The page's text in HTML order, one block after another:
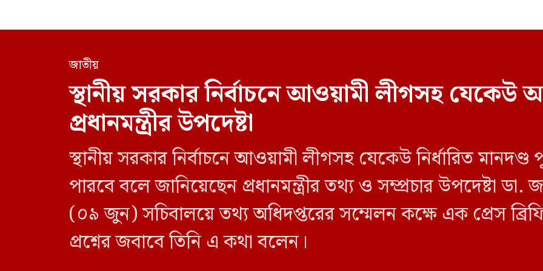
জাতীয়
স্থানীয় সরকার নির্বাচনে আওয়ামী লীগসহ যেকেউ
প্রধানমন্ত্রীর উপদেষ্টা
স্থানীয় সরকার নির্বাচনে আওয়ামী লীগসহ যেকেউ নির্ধারিত
পারবে বলে জানিয়েছেন প্রধানমন্ত্রীর তথ্য ও সম্প্রচার উপদেষ্টা
(০৯ জুন) সচিবালয়ে তথ্য অধিদপ্তরের সম্মেলন কক্ষে এক প্রেস
প্রশ্নের জবাবে তিনি এ কথা বলেন।